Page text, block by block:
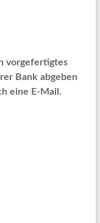
vorgefertigtes
Bank abgeben
eine E-Mail.